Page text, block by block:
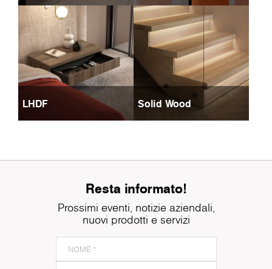
LHDF Solid Wood
Resta informato!
Prossimi eventi, notizie aziendali,
nuovi prodotti e servizi